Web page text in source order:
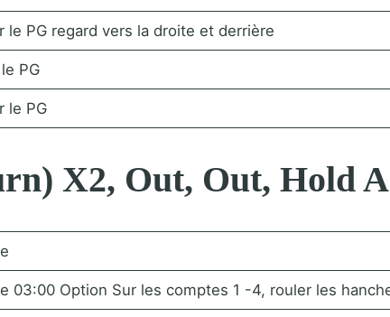
le PG regard vers la droite et derrière
PG
le PG
X2, Out, Out, Hold
03:00 Option Sur les comptes 1 -4, rouler les